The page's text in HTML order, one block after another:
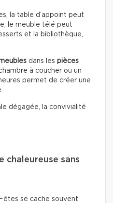
la table d’appoint peut
le meuble télé peut
et la bibliothèque,
dans les pièces
à coucher ou un
permet de créer une
dégagée, la convivialité
chaleureuse sans
se cache souvent